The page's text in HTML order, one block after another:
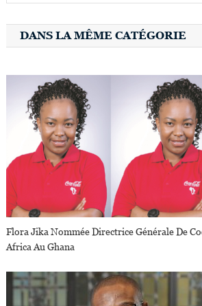
DANS LA MÊME CATÉGORIE
Flora Jika Nommée Directrice Générale De
Africa Au Ghana